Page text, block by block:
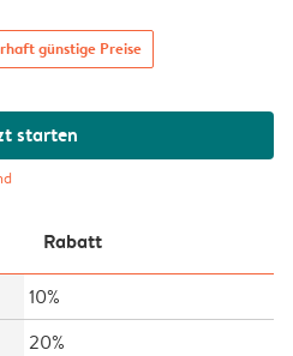
günstige Preise
starten
Rabatt
10%
20%